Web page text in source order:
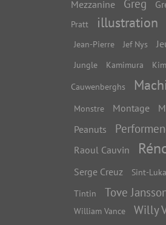
Mezzanine
Greg
Pratt
illustration
Jean-Pierre Jef Nys
Jungle
Kamimura
Cauwenberghs
Monstre Montage
Peanuts
Raoul Cauvin
Serge Creuz
Sint-
Tintin Tove
William Vance
Willy